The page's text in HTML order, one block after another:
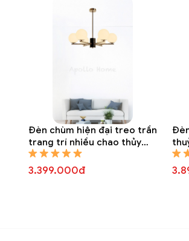
Đèn chùm hiện đại treo trần
trang trí nhiều chao thủy
tinh tròn DTT 8295A
3.399.000đ